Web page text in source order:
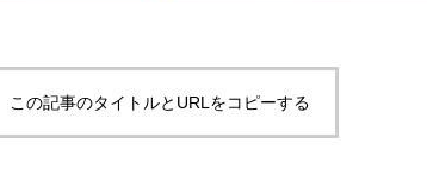
この記事のタイトルとURLをコピーする